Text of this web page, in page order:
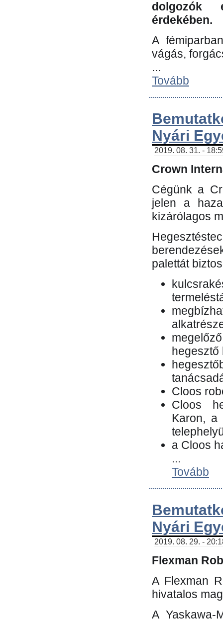
dolgozók
érdekében.
A
vágás,
...
Tovább
Nyári
2019. 08. 31. -
Crown
Cégünk a
jelen a
kizárólagos
palettát
hegesztő
Cloos
Cloos
Karon, a
a Cloos
...
Tovább
Nyári
2019. 08. 29. -
Flexman
A Flexman
hivatalos
A Yaskawa-